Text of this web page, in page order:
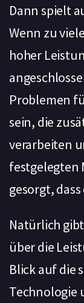
Dann spielt
Wenn zu
hoher
Problemen
sein, die
verarbeiten
festgelegten
gesorgt,
Natürlich
über die
Blick auf die
Technologie